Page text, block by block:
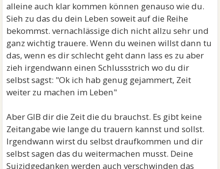
alleine auch klar kommen können genauso wie du.
Sieh zu das du dein Leben soweit auf die Reihe
bekommst. vernachlässige dich nicht allzu sehr und
ganz wichtig trauere. Wenn du weinen willst dann tu
das, wenn es dir schlecht geht dann lass es zu aber
zieh irgendwann einen Schlussstrich wo du dir
selbst sagst: "Ok ich hab genug gejammert, Zeit
weiter zu machen im Leben"
Aber GIB dir die Zeit die du brauchst. Es gibt keine
Zeitangabe wie lange du trauern kannst und sollst.
Irgendwann wirst du selbst draufkommen und dir
selbst sagen das du weitermachen musst. Deine
Suizidgedanken werden auch verschwinden das